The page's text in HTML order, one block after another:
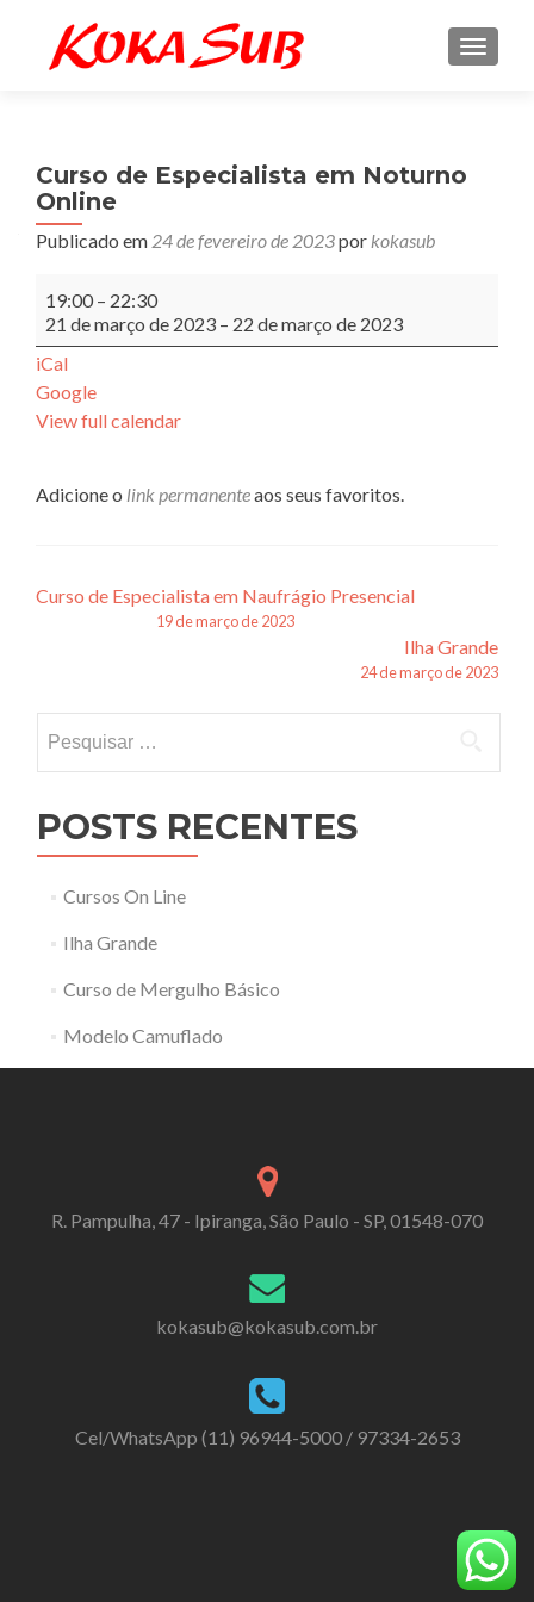
Curso de Especialista em Noturno
Online
Publicado em 24 de fevereiro de 2023por kokasub
de
Especialista
em
Online
19:00 – 22:30
21 de março de 2023 – 22 de março de 2023
iCal
Google
View full calendar
Adicione o link permanenteaos seus favoritos.
Navegação
Curso de Especialista em Naufrágio Presencial
19 de março de 2023
Ilha Grande
24 de março de 2023
por:
POSTS RECENTES
Cursos On Line
Ilha Grande
Curso de Mergulho Básico
Modelo Camuflado
R. Pampulha, 47 - Ipiranga, São Paulo - SP, 01548-070
kokasub@kokasub.com.br
Cel/WhatsApp (11) 96944-5000 / 97334-2653